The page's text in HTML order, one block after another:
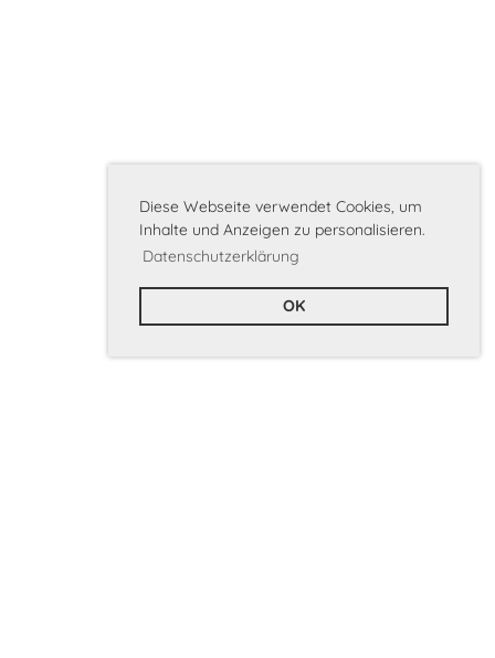
Diese Webseite verwendet Cookies, um
Inhalte und Anzeigen zu personalisieren.
Datenschutzerklärung
OK